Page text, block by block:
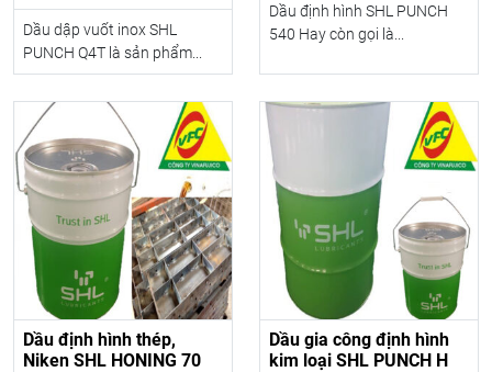
Dầu dập vuốt inox SHL
PUNCH Q4T là sản phẩm...
Dầu định hình SHL PUNCH
540 Hay còn gọi là...
Dầu định hình thép,
Niken SHL HONING 70
Dầu gia công định hình
kim loại SHL PUNCH H